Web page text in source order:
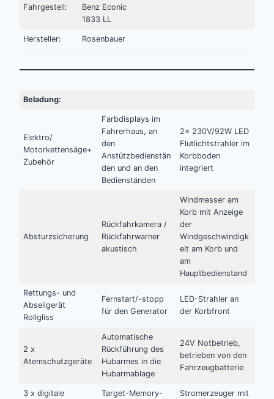
Fahrgestell:
Benz Econic
1833 LL
Hersteller: Rosenbauer
Beladung:
Elektro/
Motorkettensäge+
Zubehör
Farbdisplays im
Fahrerhaus, an
den
Anstützbedienstän
den und an den
Bedienständen
2x 230V/92W LED
Flutlichtstrahler im
Korbboden
integriert
Absturzsicherung
Rückfahrkamera /
Rückfahrwarner
akustisch
Windmesser am
Korb mit Anzeige
der
Windgeschwindigk
eit am Korb und
am
Hauptbedienstand
Rettungs- und
Abseilgerät
Rollgliss
Fernstart/-stopp
für den Generator
LED-Strahler an
der Korbfront
2 x
Atemschutzgeräte
Automatische
Rückführung des
Hubarmes in die
Hubarmablage
24V Notbetrieb,
betrieben von den
Fahrzeugbatterie
3 x digitale
Target-Memory-
Stromerzeuger mit